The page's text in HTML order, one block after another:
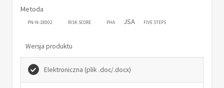
Metoda
PN-N-18002 RISK SCORE PHA JSA FIVE STEPS
Wersja produktu
Elektroniczna (plik .doc/.docx)